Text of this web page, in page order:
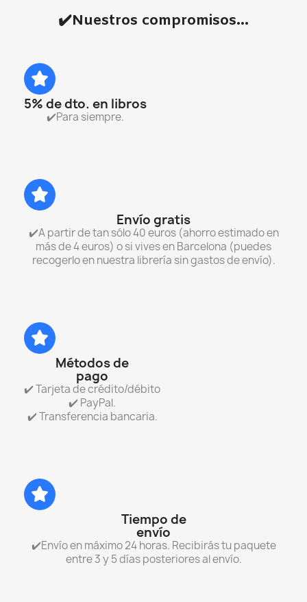
✔️Nuestros compromisos...
5% de dto. en libros
✔️Para siempre.
Envío gratis
✔️A partir de tan sólo 40 euros (ahorro estimado en
más de 4 euros) o si vives en Barcelona (puedes
recogerlo en nuestra librería sin gastos de envío).
Métodos de
pago
✔️ Tarjeta de crédito/débito
✔️ PayPal.
✔️ Transferencia bancaria.
Tiempo de
envío
✔️Envío en máximo 24 horas. Recibirás tu paquete
entre 3 y 5 días posteriores al envío.